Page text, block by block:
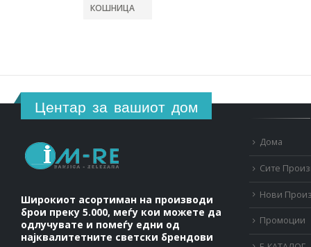
КОШНИЦА
Центар за вашиот дом
Широкиот асортиман на производи
брои преку 5.000, меѓу кои можете да
одлучувате и помеѓу едни од
најквалитетните светски брендови
Дома
Сите
Нови
Промоции